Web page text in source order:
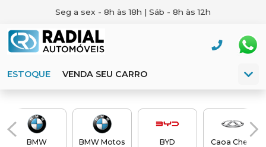
Seg a sex - 8h às 18h | Sáb - 8h às 12h
ESTOQUE VENDA SEU CARRO
BMW BMW Motos BYD Caoa Chery